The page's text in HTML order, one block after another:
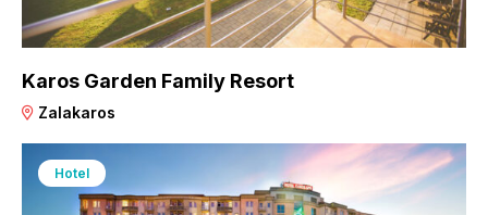
Karos Garden Family Resort
Zalakaros
Hotel